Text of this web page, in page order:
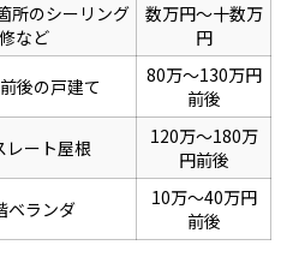
所のシーリング
など
数万円〜十数万
円
後の戸建て
80万〜130万円
前後
レート屋根
120万〜180万
円前後
ベランダ
10万〜40万円
前後